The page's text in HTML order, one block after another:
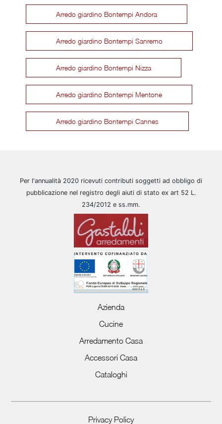
Arredo giardino Bontempi Andora
Arredo giardino Bontempi Sanremo
Arredo giardino Bontempi Nizza
Arredo giardino Bontempi Mentone
Arredo giardino Bontempi Cannes
Per l'annualità 2020 ricevuti contributi soggetti ad obbligo di
pubblicazione nel registro degli aiuti di stato ex art 52 L.
234/2012 e ss.mm.
Azienda
Cucine
Arredamento Casa
Accessori Casa
Cataloghi
Privacy Policy